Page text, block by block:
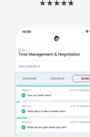
iPhone
Vision
Watch
TV